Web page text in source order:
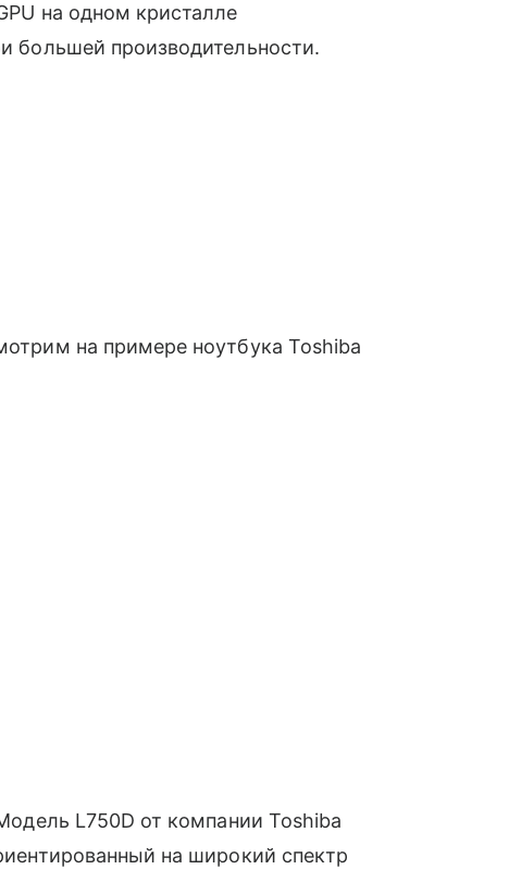
на одном кристалле
большей производительности.
на примере ноутбука Toshiba
L750D от компании Toshiba
на широкий спектр